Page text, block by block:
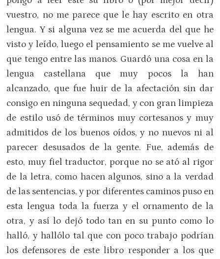
vuestro, no me parece que le hay escrito en otra
lengua. Y si alguna vez se me acuerda del que he
visto y leído, luego el pensamiento se me vuelve al
que tengo entre las manos. Guardó una cosa en la
lengua castellana que muy pocos la han
alcanzado, que fue huir de la afectación sin dar
consigo en ninguna sequedad, y con gran limpieza
de estilo usó de términos muy cortesanos y muy
admitidos de los buenos oídos, y no nuevos ni al
parecer desusados de la gente. Fue, además de
esto, muy fiel traductor, porque no se ató al rigor
de la letra, como hacen algunos, sino a la verdad
de las sentencias, y por diferentes caminos puso en
esta lengua toda la fuerza y el ornamento de la
otra, y así lo dejó todo tan en su punto como lo
halló, y hallólo tal que con poco trabajo podrían
los defensores de este libro responder a los que